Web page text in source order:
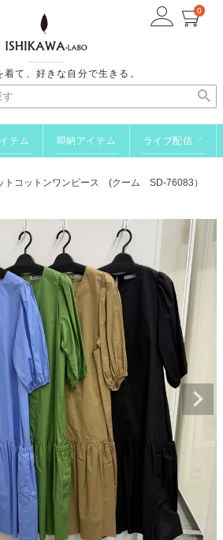
着て、好きな自分で生きる。
0
テム 即納アイテム ライブ配信 ↗
コットンワンピース (クーム SD-76083）